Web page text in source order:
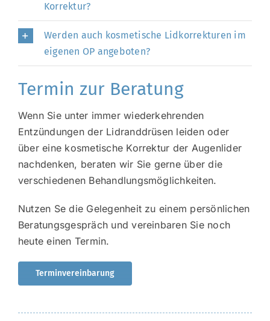
Korrektur?
Werden auch kosmetische Lidkorrekturen im
eigenen OP angeboten?
Termin zur Beratung
Wenn Sie unter immer wiederkehrenden
Entzündungen der Lidranddrüsen leiden oder
über eine kosmetische Korrektur der Augenlider
nachdenken, beraten wir Sie gerne über die
verschiedenen Behandlungsmöglichkeiten.
Nutzen Se die Gelegenheit zu einem persönlichen
Beratungsgespräch und vereinbaren Sie noch
heute einen Termin.
Terminvereinbarung